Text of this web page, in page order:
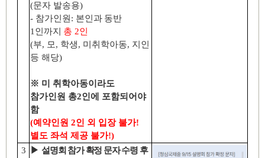
(문자 발송용)
- 참가인원 : 본인과 동반
1 인까지 총 2인
(부, 모, 학생, 미취학아동, 지인
등 해당)
※ 미 취학아동이라도
참가인원 총2인에 포함되어야
함
(예약인원 2인 외 입장 불가!
별도 좌석 제공 불가!)
3
▶ 설명회 참가 확정 문자 수령 후